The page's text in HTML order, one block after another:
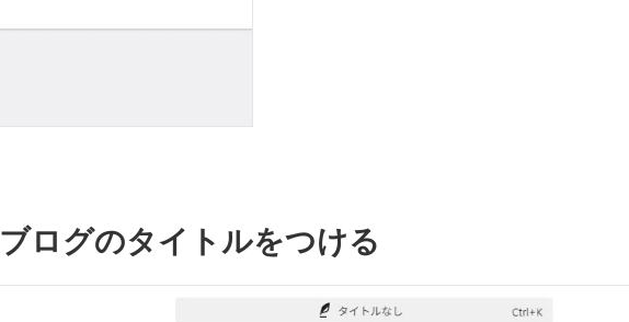
ブログのタイトルをつける